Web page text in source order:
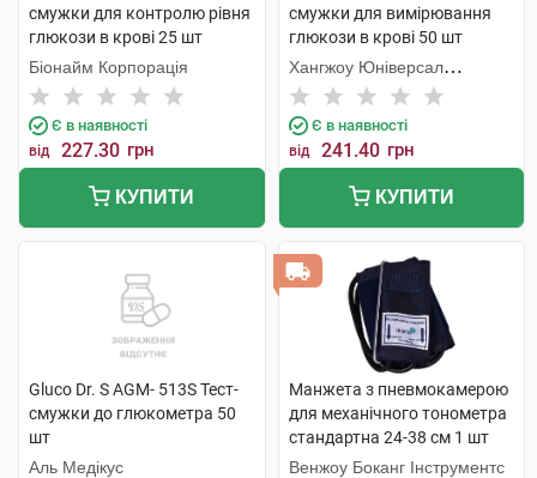
смужки для контролю рівня
глюкози в крові 25 шт
Біонайм Корпорація
Є в наявності
від 227.30 грн
КУПИТИ
смужки для вимірювання
глюкози в крові 50 шт
Хангжоу Юніверсал
Електронік
Є в наявності
від 241.40 грн
КУПИТИ
Gluco Dr. S AGM- 513S Тест-
смужки до глюкометра 50
шт
Аль Медікус
Манжета з пневмокамерою
для механічного тонометра
стандартна 24-38 см 1 шт
Венжоу Боканг Інструментс